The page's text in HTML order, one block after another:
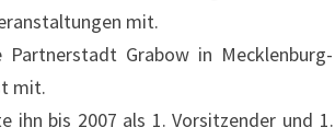
mit.
Grabow in Mecklenburg-
mit.
ihn bis 2007 als 1. Vorsitzender und 1.